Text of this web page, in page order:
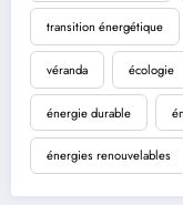
transition énergétique
véranda écologie
énergie durable
énergies renouvelables